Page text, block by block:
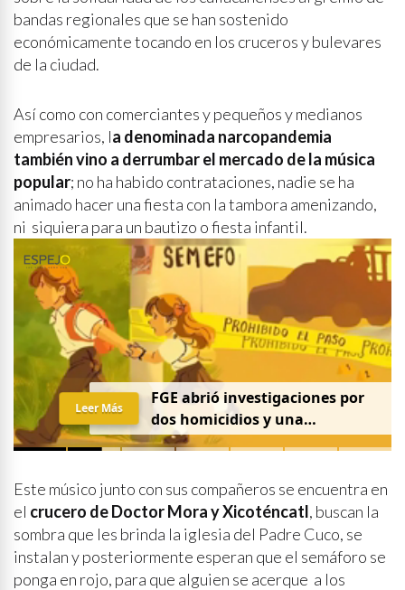
bandas regionales que se han sostenido
económicamente tocando en los cruceros y bulevares
de la ciudad.
Así como con comerciantes y pequeños y medianos
empresarios, la denominada narcopandemia
también vino a derrumbar el mercado de la música
popular; no ha habido contrataciones, nadie se ha
animado hacer una fiesta con la tambora amenizando,
ni siquiera para un bautizo o fiesta infantil.
FGE abrió investigaciones por
dos homicidios y una
desaparición el 7 de agosto
Leer Más
Este músico junto con sus compañeros se encuentra en
el crucero de Doctor Mora y Xicoténcatl, buscan la
sombra que les brinda la iglesia del Padre Cuco, se
instalan y posteriormente esperan que el semáforo se
ponga en rojo, para que alguien se acerque a los